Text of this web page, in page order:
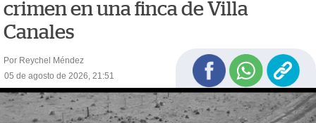
crimen en una finca de Villa
Canales
Por Reychel Méndez
05 de agosto de 2026, 21:51